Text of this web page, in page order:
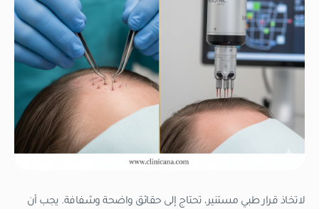
لاتخاذ قرار طبي مستنير، تحتاج إلى حقائق واضحة وشفافة. يجب أن